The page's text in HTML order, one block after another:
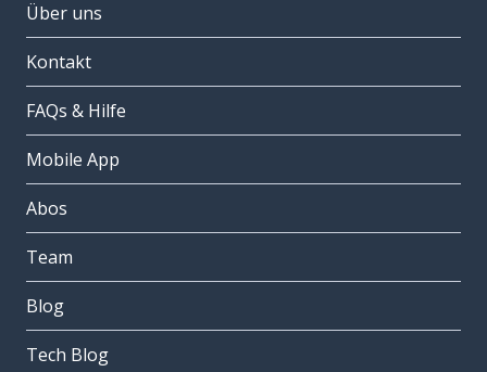
Über uns
Kontakt
FAQs & Hilfe
Mobile App
Abos
Team
Blog
Tech Blog